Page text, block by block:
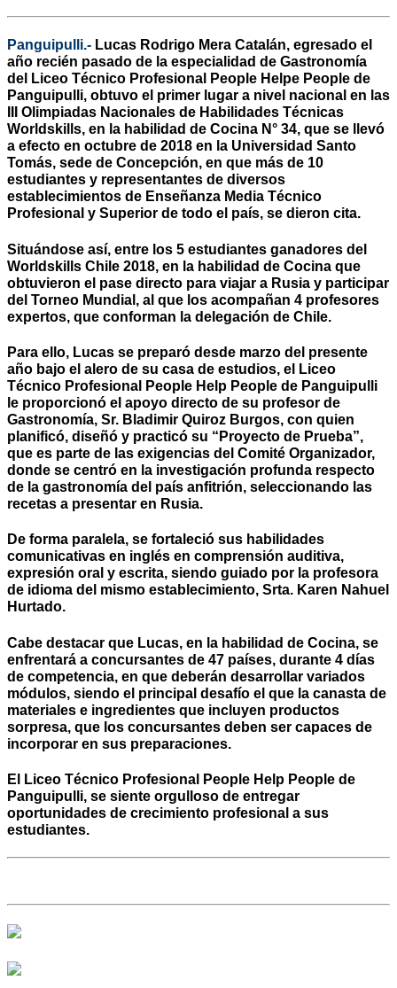
Panguipulli.- Lucas Rodrigo Mera Catalán, egresado el
año recién pasado de la especialidad de Gastronomía
del Liceo Técnico Profesional People Helpe People de
Panguipulli, obtuvo el primer lugar a nivel nacional en las
III Olimpiadas Nacionales de Habilidades Técnicas
Worldskills, en la habilidad de Cocina N° 34, que se llevó
a efecto en octubre de 2018 en la Universidad Santo
Tomás, sede de Concepción, en que más de 10
estudiantes y representantes de diversos
establecimientos de Enseñanza Media Técnico
Profesional y Superior de todo el país, se dieron cita.
Situándose así, entre los 5 estudiantes ganadores del
Worldskills Chile 2018, en la habilidad de Cocina que
obtuvieron el pase directo para viajar a Rusia y participar
del Torneo Mundial, al que los acompañan 4 profesores
expertos, que conforman la delegación de Chile.
Para ello, Lucas se preparó desde marzo del presente
año bajo el alero de su casa de estudios, el Liceo
Técnico Profesional People Help People de Panguipulli
le proporcionó el apoyo directo de su profesor de
Gastronomía, Sr. Bladimir Quiroz Burgos, con quien
planificó, diseñó y practicó su “Proyecto de Prueba”,
que es parte de las exigencias del Comité Organizador,
donde se centró en la investigación profunda respecto
de la gastronomía del país anfitrión, seleccionando las
recetas a presentar en Rusia.
De forma paralela, se fortaleció sus habilidades
comunicativas en inglés en comprensión auditiva,
expresión oral y escrita, siendo guiado por la profesora
de idioma del mismo establecimiento, Srta. Karen Nahuel
Hurtado.
Cabe destacar que Lucas, en la habilidad de Cocina, se
enfrentará a concursantes de 47 países, durante 4 días
de competencia, en que deberán desarrollar variados
módulos, siendo el principal desafío el que la canasta de
materiales e ingredientes que incluyen productos
sorpresa, que los concursantes deben ser capaces de
incorporar en sus preparaciones.
El Liceo Técnico Profesional People Help People de
Panguipulli, se siente orgulloso de entregar
oportunidades de crecimiento profesional a sus
estudiantes.